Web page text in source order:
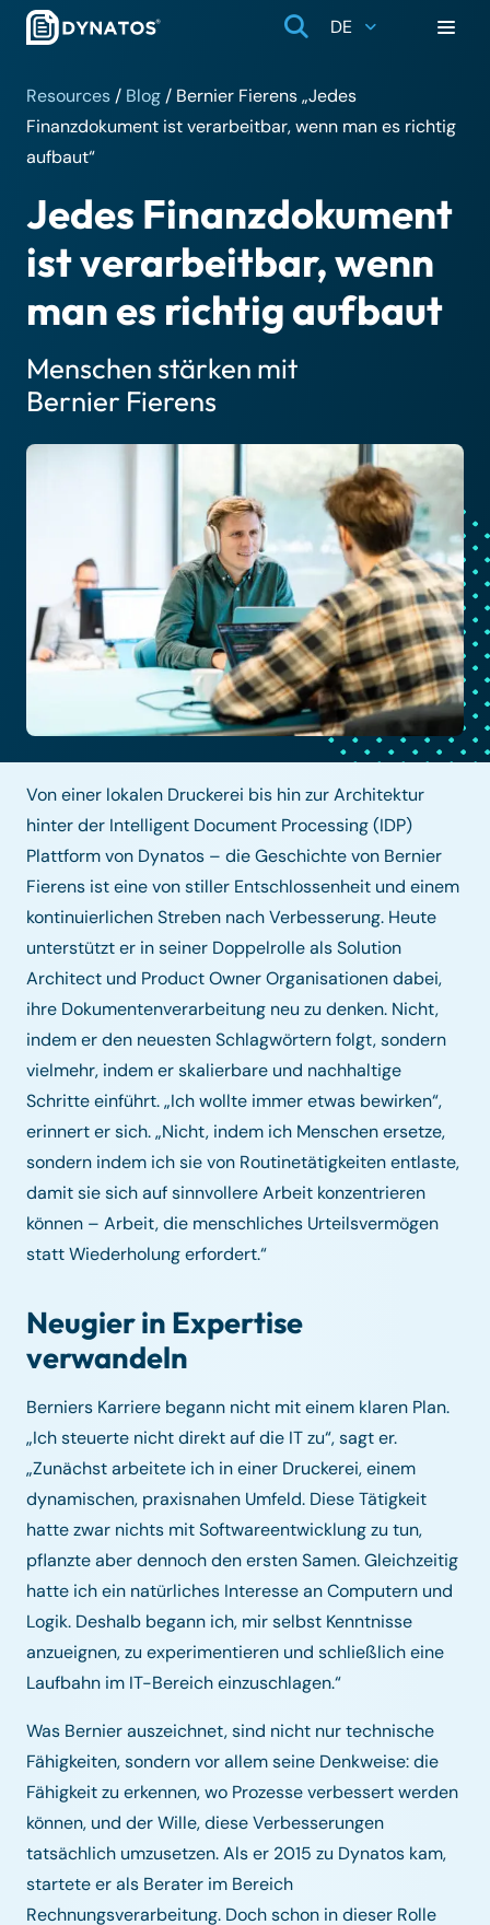
DE
Resources / Blog / Bernier Fierens „Jedes
Finanzdokument ist verarbeitbar, wenn man es richtig
aufbaut“
Jedes Finanzdokument
ist verarbeitbar, wenn
man es richtig aufbaut
Menschen stärken mit
Bernier Fierens
Von einer lokalen Druckerei bis hin zur Architektur
hinter der Intelligent Document Processing (IDP)
Plattform von Dynatos – die Geschichte von Bernier
Fierens ist eine von stiller Entschlossenheit und einem
kontinuierlichen Streben nach Verbesserung. Heute
unterstützt er in seiner Doppelrolle als Solution
Architect und Product Owner Organisationen dabei,
ihre Dokumentenverarbeitung neu zu denken. Nicht,
indem er den neuesten Schlagwörtern folgt, sondern
vielmehr, indem er skalierbare und nachhaltige
Schritte einführt. „Ich wollte immer etwas bewirken“,
erinnert er sich. „Nicht, indem ich Menschen ersetze,
sondern indem ich sie von Routinetätigkeiten entlaste,
damit sie sich auf sinnvollere Arbeit konzentrieren
können – Arbeit, die menschliches Urteilsvermögen
statt Wiederholung erfordert.“
Neugier in Expertise
verwandeln
Berniers Karriere begann nicht mit einem klaren Plan.
„Ich steuerte nicht direkt auf die IT zu“, sagt er.
„Zunächst arbeitete ich in einer Druckerei, einem
dynamischen, praxisnahen Umfeld. Diese Tätigkeit
hatte zwar nichts mit Softwareentwicklung zu tun,
pflanzte aber dennoch den ersten Samen. Gleichzeitig
hatte ich ein natürliches Interesse an Computern und
Logik. Deshalb begann ich, mir selbst Kenntnisse
anzueignen, zu experimentieren und schließlich eine
Laufbahn im IT-Bereich einzuschlagen.“
Was Bernier auszeichnet, sind nicht nur technische
Fähigkeiten, sondern vor allem seine Denkweise: die
Fähigkeit zu erkennen, wo Prozesse verbessert werden
können, und der Wille, diese Verbesserungen
tatsächlich umzusetzen. Als er 2015 zu Dynatos kam,
startete er als Berater im Bereich
Rechnungsverarbeitung. Doch schon in dieser Rolle